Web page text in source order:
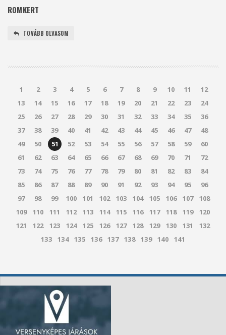
ROMKERT
TOVÁBB OLVASOM
1 2 3 4 5 6 7 8 9 10 11
12
13
14 15 16 17 18 19 20 21 22 23
24
25
26 27 28 29 30 31 32 33 34 35
36
37
38 39 40 41 42 43 44 45 46 47
48
49
50 51 52 53 54 55 56 57 58 59
60
61
62 63 64 65 66 67 68 69 70 71
72
73
74 75 76 77 78 79 80 81 82 83
84
85
86 87 88 89 90 91 92 93 94 95
96
97
98 99 100 101 102 103 104 105 106 107
108
109
110 111 112 113 114 115 116 117 118 119
120
121
122 123 124 125 126 127 128 129 130 131
132
133
134 135 136 137 138 139 140 141